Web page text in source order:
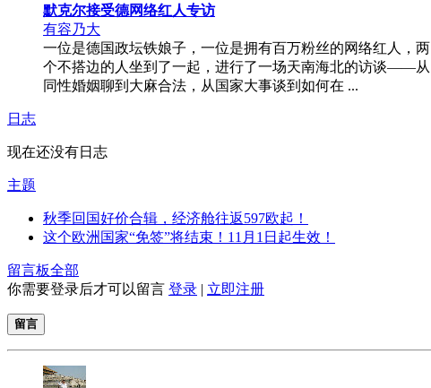
默克尔接受德网络红人专访
有容乃大
一位是德国政坛铁娘子，一位是拥有百万粉丝的网络红人，两
个不搭边的人坐到了一起，进行了一场天南海北的访谈——从
同性婚姻聊到大麻合法，从国家大事谈到如何在 ...
日志
现在还没有日志
主题
秋季回国好价合辑，经济舱往返597欧起！
这个欧洲国家“免签”将结束！11月1日起生效！
留言板全部
你需要登录后才可以留言 登录 | 立即注册
留言